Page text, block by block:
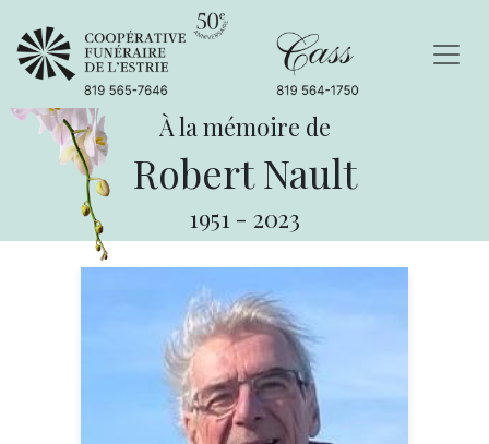
À la mémoire de
Robert Nault
1951 - 2023